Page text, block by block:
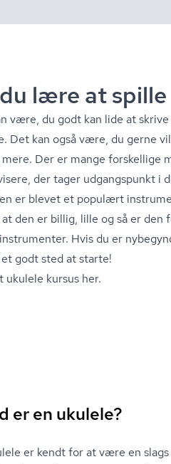
lære at
være, du godt kan lide at
Det kan også være, du gerne
Der er mange forskellige
der tager udgangspunkt i
er blevet et populært
at den er billig, lille og så er
Hvis du er
godt sted at starte!
ukulele kursus her.
er en ukulele?
er kendt for at være en